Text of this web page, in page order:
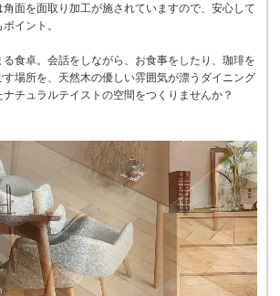
面を面取り加工が施されていますので、安心して
イント。
食卓。会話をしながら、お食事をしたり、珈琲を
場所を、天然木の優しい雰囲気が漂うダイニング
チュラルテイストの空間をつくりませんか？